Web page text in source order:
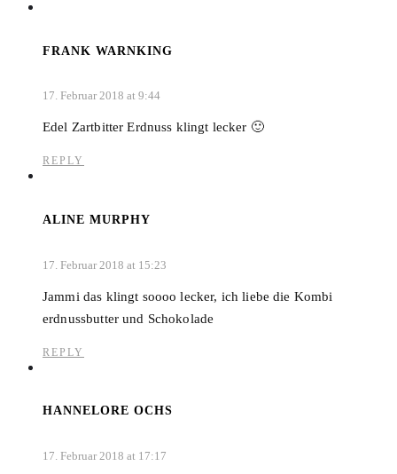
FRANK WARNKING
17. Februar 2018 at 9:44
Edel Zartbitter Erdnuss klingt lecker 🙂
REPLY
ALINE MURPHY
17. Februar 2018 at 15:23
Jammi das klingt soooo lecker, ich liebe die Kombi
erdnussbutter und Schokolade
REPLY
HANNELORE OCHS
17. Februar 2018 at 17:17